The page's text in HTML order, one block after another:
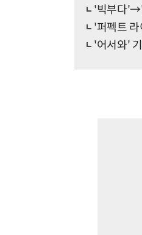
'빅부다'→'
'퍼펙트 라
'어서와'